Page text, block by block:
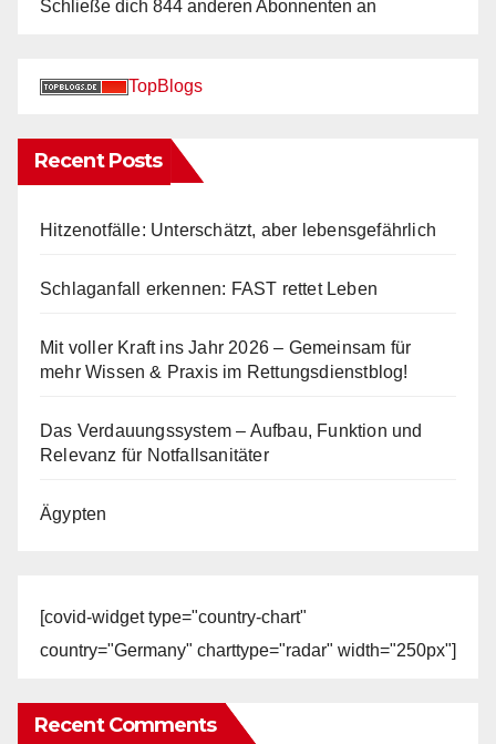
Schließe dich 844 anderen Abonnenten an
TopBlogs
Recent Posts
Hitzenotfälle: Unterschätzt, aber lebensgefährlich
Schlaganfall erkennen: FAST rettet Leben
Mit voller Kraft ins Jahr 2026 – Gemeinsam für
mehr Wissen & Praxis im Rettungsdienstblog!
Das Verdauungssystem – Aufbau, Funktion und
Relevanz für Notfallsanitäter
Ägypten
[covid-widget type="country-chart"
country="Germany" charttype="radar" width="250px"]
Recent Comments